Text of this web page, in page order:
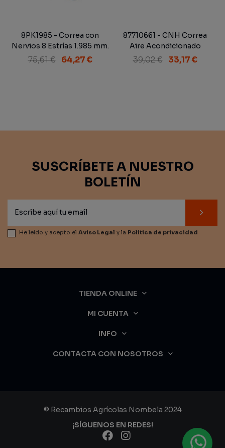
8PK1985 - Correa con
Nervios 8 Estrías 1.985 mm.
75,61 € 64,27 €
87710661 - CNH Correa
Aire Acondicionado
39,02 € 33,17 €
SUSCRÍBETE A NUESTRO
BOLETÍN
He leído y acepto el Aviso Legal y la Política de privacidad
TIENDA ONLINE
MI CUENTA
INFO
CONTACTA CON NOSOTROS
© Recambios Agrícolas Nombela 2024
¡SÍGUENOS EN REDES!